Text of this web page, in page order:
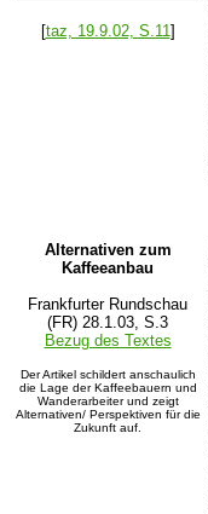
[taz, 19.9.02, S.11]
Alternativen zum
Kaffeeanbau
Frankfurter Rundschau
(FR) 28.1.03, S.3
Bezug des Textes
Der Artikel schildert anschaulich
die Lage der Kaffeebauern und
Wanderarbeiter und zeigt
Alternativen/ Perspektiven für die
Zukunft auf.